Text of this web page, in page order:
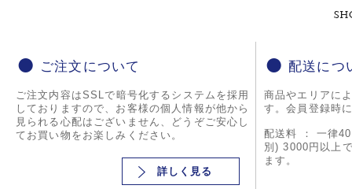
ご注文について
ご注文内容はSSLで暗号化するシステムを採用
しておりますので、お客様の個人情報が他から
見られる心配はございません、どうぞご安心し
てお買い物をお楽しみください。
詳しく見る
配送につ
商品やエリアに
す。会員登録時
配送料 ： 一律
別) 3000円以上
ます。